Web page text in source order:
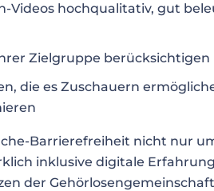
Videos hochqualitativ, gut
Zielgruppe berücksichtigen
die es Zuschauern
Barrierefreiheit nicht nur
inklusive digitale
der